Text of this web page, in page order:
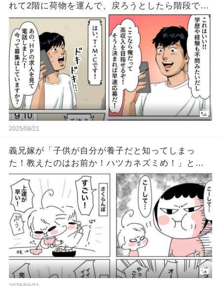
れて2階に荷物を運んで、戻ろうとしたら階段でト
メに背中を蹴られた！→怖くて手すりに身を寄せ
たら、勢いづいたトメがそのまま…
2025/08/21
義兄嫁が「子供が自分が養子だと知ってしまっ
た！教えたのはお前か！ハツカネズミめ！」と殴
り掛かってきた。最近会ってもいない子にそんな
込み入った話できるか！→真犯人はなんと…